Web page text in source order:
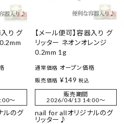
入り グ
〜
ルのグ
【メール便可】容器入り グ
リッター ネオンオレンジ
0.2mm 1g
通常価格 オープン価格
販売価格 ¥149 税込
販売期間
2026/04/13 14:00〜
nail for allオリジナルのグ
リッター♪